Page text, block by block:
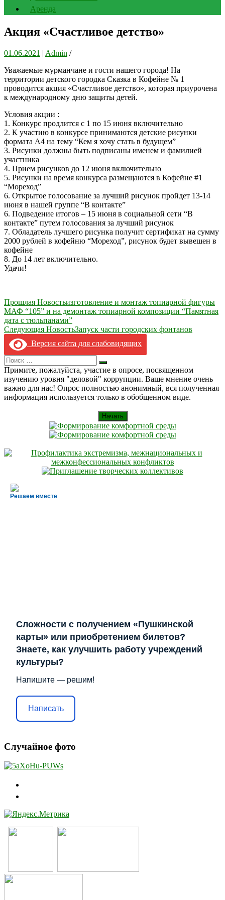
Аренда
Акция «Счастливое детство»
01.06.2021 | Admin /
Уважаемые мурманчане и гости нашего города! На
территории детского городка Сказка в Кофейне № 1
проводится акция «Счастливое детство», которая приурочена
к международному дню защиты детей.
Условия акции :
1. Конкурс продлится с 1 по 15 июня включительно
2. К участию в конкурсе принимаются детские рисунки
формата А4 на тему “Кем я хочу стать в будущем”
3. Рисунки должны быть подписаны именем и фамилией
участника
4. Прием рисунков до 12 июня включительно
5. Рисунки на время конкурса размещаются в Кофейне #1
“Мореход”
6. Открытое голосование за лучший рисунок пройдет 13-14
июня в нашей группе “В контакте”
6. Подведение итогов – 15 июня в социальной сети “В
контакте” путем голосования за лучший рисунок
7. Обладатель лучшего рисунка получит сертификат на сумму
2000 рублей в кофейню “Мореход”, рисунок будет вывешен в
кофейне
8. До 14 лет включительно.
Удачи!
Навигация
по
записям
Прошлая Новостьизготовление и монтаж топиарной фигуры
МАФ “105” и на демонтаж топиарной композиции “Памятная
дата с тюльпанами”
Следующая НовостьЗапуск части городских фонтанов
Версия сайта для слабовидящих
Search
for:
Искать
Примите, пожалуйста, участие в опросе, посвященном
изучению уровня "деловой" коррупции. Ваше мнение очень
важно для нас! Опрос полностью анонимный, вся полученная
информация используется только в обобщенном виде.
Начать
Решаем вместе
Сложности с получением «Пушкинской
карты» или приобретением билетов?
Знаете, как улучшить работу учреждений
культуры?
Напишите — решим!
Написать
Случайное фото